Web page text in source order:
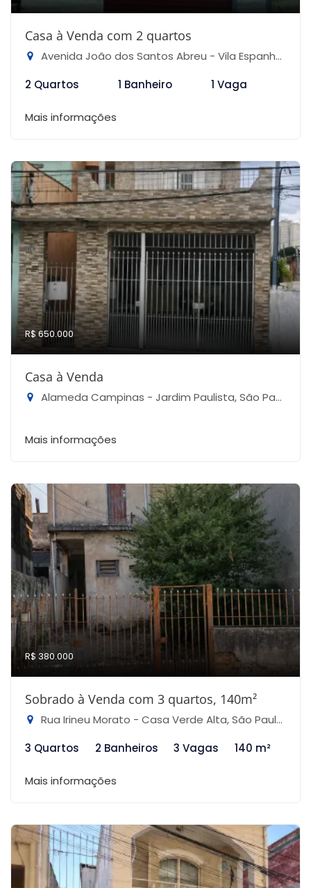
Casa à Venda com 2 quartos
Avenida João dos Santos Abreu - Vila Espanhola, São Paulo-SP
2 Quartos
1 Banheiro 1 Vaga
Mais informações
R$ 650.000
Casa à Venda
Alameda Campinas - Jardim Paulista, São Paulo-SP
Mais informações
R$ 380.000
Sobrado à Venda com 3 quartos, 140m²
Rua Irineu Morato - Casa Verde Alta, São Paulo-SP
3 Quartos
2 Banheiros 3 Vagas 140 m²
Mais informações